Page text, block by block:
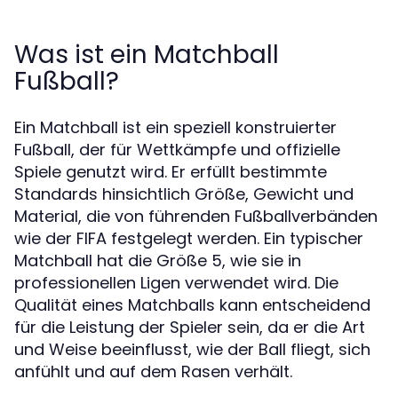
Was ist ein Matchball
Fußball?
Ein Matchball ist ein speziell konstruierter
Fußball, der für Wettkämpfe und offizielle
Spiele genutzt wird. Er erfüllt bestimmte
Standards hinsichtlich Größe, Gewicht und
Material, die von führenden Fußballverbänden
wie der FIFA festgelegt werden. Ein typischer
Matchball hat die Größe 5, wie sie in
professionellen Ligen verwendet wird. Die
Qualität eines Matchballs kann entscheidend
für die Leistung der Spieler sein, da er die Art
und Weise beeinflusst, wie der Ball fliegt, sich
anfühlt und auf dem Rasen verhält.